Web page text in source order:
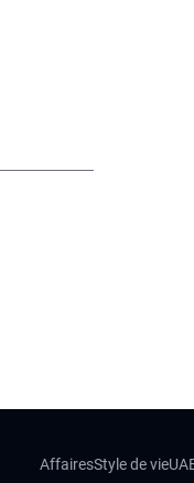
AffairesStyle de vie